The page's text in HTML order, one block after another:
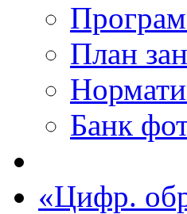
План
Банк
«Цифр.